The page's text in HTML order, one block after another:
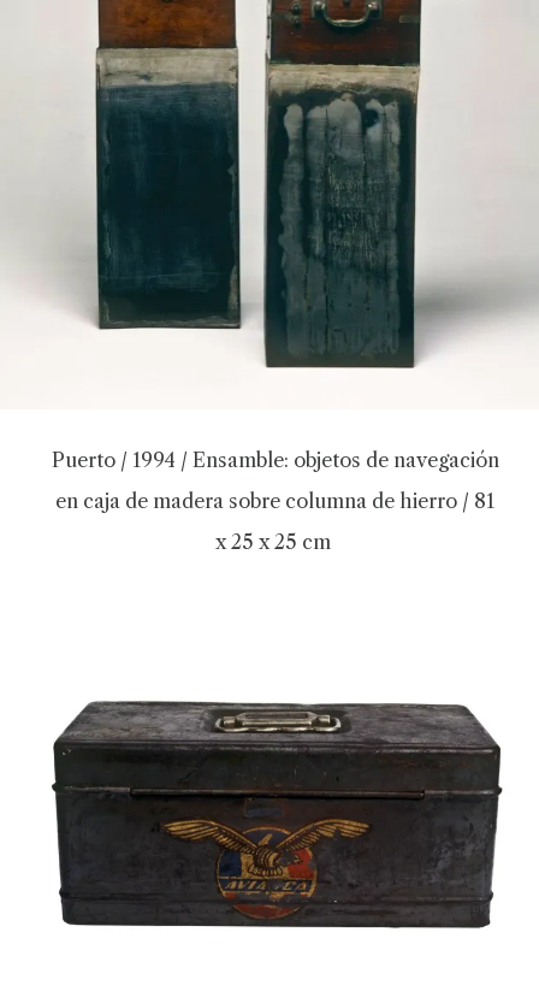
Puerto / 1994 / Ensamble: objetos de navegación
en caja de madera sobre columna de hierro / 81
x 25 x 25 cm